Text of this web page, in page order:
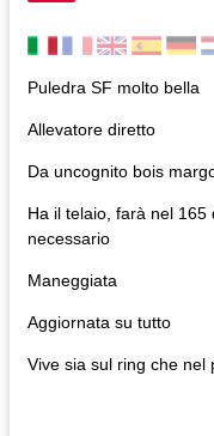
Puledra SF molto bella
Allevatore diretto
Da uncognito bois
Ha il telaio, farà nel
necessario
Maneggiata
Aggiornata su tutto
Vive sia sul ring che nel